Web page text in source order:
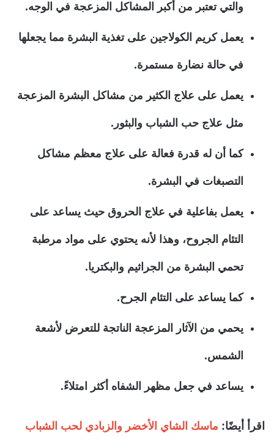
والتي تعتبر من أكبر المشاكل المزعجة في الوجه.
يعمل كريم الكولاجين على تغذية البشرة مما يجعلها
في حالة نضارة مستمرة.
يعمل على علاج الكثير من مشاكل البشرة المزعجة
مثل علاج حب الشباب والبثور.
كما أن له قدرة فعالة على علاج معظم مشاكل
التصبغات في البشرة.
يعمل بفاعلية في علاج الحروق حيث يساعد على
التئام الجروح، وهذا لأنه يحتوي على مواد مرطبة
تحمي البشرة من الجراثيم والبكتريا.
كما يساعد على التئام الجرح.
يحمي من الآثار المزعجة الناتجة للتعرض لأشعة
الشمس.
يساعد في جعل مظهر الشفاه أكثر امتلاءً.
اقرأ أيضًا: ماسك الشاي الأخضر والزبادي لحب الشباب